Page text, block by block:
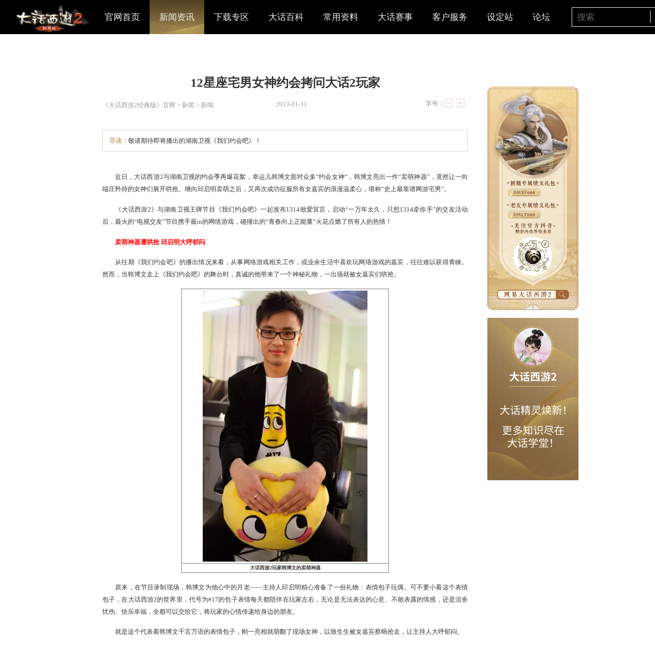
官网首页 新闻资讯 下载专区 大话百科 常用资料 大话赛事 客户服务 设定站 论坛
12星座宅男女神约会拷问大话2玩家
字号：
近日，大话西游2与湖南卫视的约会季再爆花絮，幸运儿韩博文面对众多“约会女神”，韩博文亮出一件“卖萌神器”，竟然让一向
端庄矜持的女神们展开哄抢。继向邱启明卖萌之后，又再次成功征服所有女嘉宾的浪漫温柔心，堪称“史上最靠谱网游宅男”。
《大话西游2》与湖南卫视王牌节目《我们约会吧》一起发布1314敢爱宣言，启动“一万年太久，只想1314牵你手”的交友活动
后，最火的“电视交友”节目携手最in的网络游戏，碰撞出的“青春向上正能量”火花点燃了所有人的热情！
卖萌神器遭哄抢 邱启明大呼郁闷
从往期《我们约会吧》的播出情况来看，从事网络游戏相关工作，或业余生活中喜欢玩网络游戏的嘉宾，往往难以获得青睐。
然而，当韩博文走上《我们约会吧》的舞台时，真诚的他带来了一个神秘礼物，一出场就被女嘉宾们哄抢。